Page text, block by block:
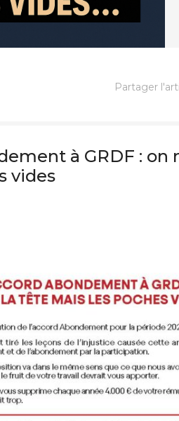
Partager
à GRDF : on
vides